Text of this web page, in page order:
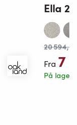
Ella 2
20 594,-
Fra 7
På lager